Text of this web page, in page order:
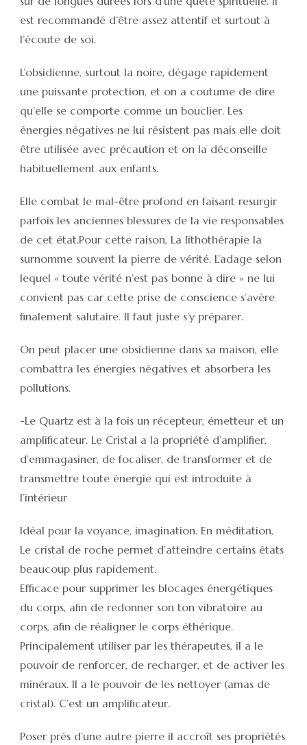
est recommandé d’être assez attentif et surtout à
l’écoute de soi.
L’obsidienne, surtout la noire, dégage rapidement
une puissante protection, et on a coutume de dire
qu’elle se comporte comme un bouclier. Les
énergies négatives ne lui résistent pas mais elle doit
être utilisée avec précaution et on la déconseille
habituellement aux enfants.
Elle combat le mal-être profond en faisant resurgir
parfois les anciennes blessures de la vie responsables
de cet état.Pour cette raison, La lithothérapie la
surnomme souvent la pierre de vérité. L’adage selon
lequel « toute vérité n’est pas bonne à dire » ne lui
convient pas car cette prise de conscience s’avère
finalement salutaire. Il faut juste s’y préparer.
On peut placer une obsidienne dans sa maison, elle
combattra les énergies négatives et absorbera les
pollutions.
-Le Quartz est à la fois un récepteur, émetteur et un
amplificateur. Le Cristal a la propriété d’amplifier,
d’emmagasiner, de focaliser, de transformer et de
transmettre toute énergie qui est introduite à
l’intérieur
Idéal pour la voyance, imagination. En méditation,
Le cristal de roche permet d’atteindre certains états
beaucoup plus rapidement.
Efficace pour supprimer les blocages énergétiques
du corps, afin de redonner son ton vibratoire au
corps, afin de réaligner le corps éthérique.
Principalement utiliser par les thérapeutes, il a le
pouvoir de renforcer, de recharger, et de activer les
minéraux. Il a le pouvoir de les nettoyer (amas de
cristal). C’est un amplificateur.
Poser prés d’une autre pierre il accroît ses propriétés